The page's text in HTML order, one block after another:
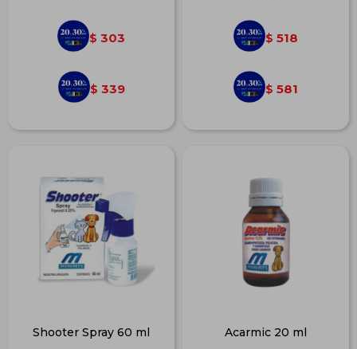
$ 303
$ 339
$ 518
$ 581
Shooter Spray 60 ml Acarmic 20 ml